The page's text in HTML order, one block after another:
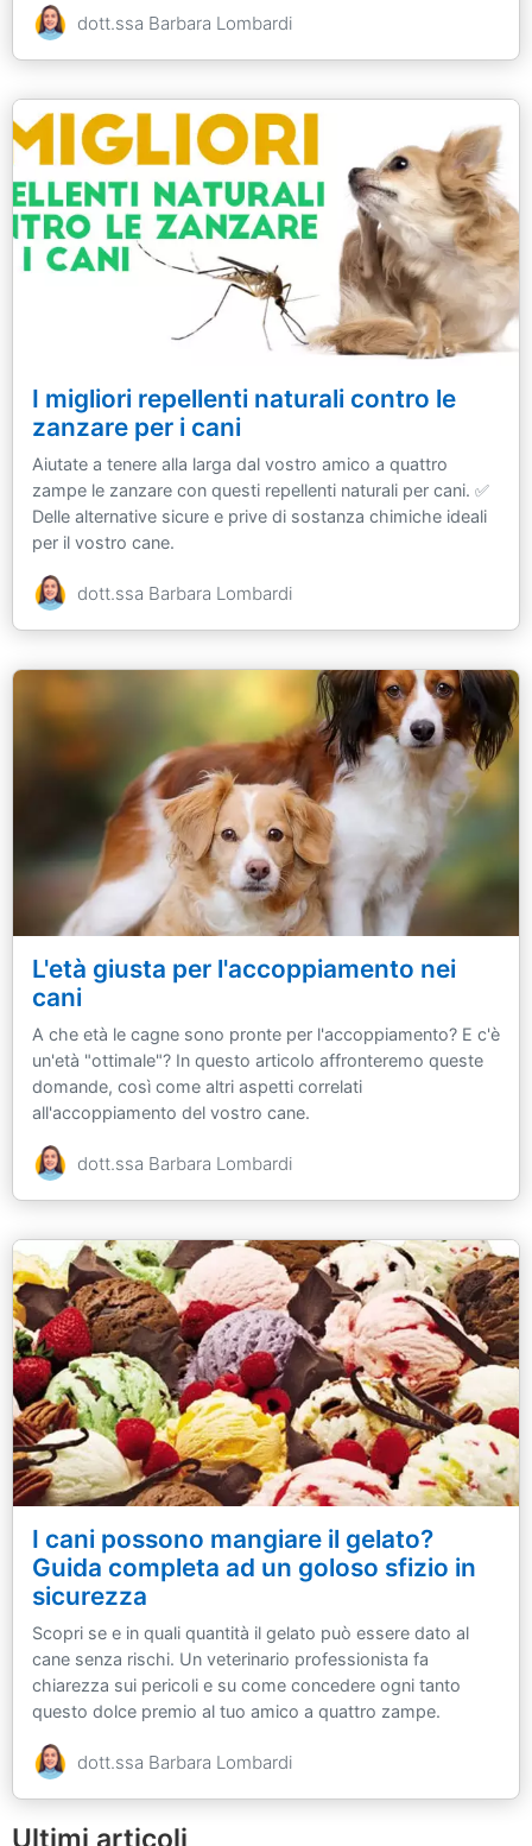
dott.ssa Barbara Lombardi
I migliori repellenti naturali contro le
zanzare per i cani
Aiutate a tenere alla larga dal vostro amico a quattro
zampe le zanzare con questi repellenti naturali per cani. ✅
Delle alternative sicure e prive di sostanza chimiche ideali
per il vostro cane.
dott.ssa Barbara Lombardi
L'età giusta per l'accoppiamento nei
cani
A che età le cagne sono pronte per l'accoppiamento? E c'è
un'età "ottimale"? In questo articolo affronteremo queste
domande, così come altri aspetti correlati
all'accoppiamento del vostro cane.
dott.ssa Barbara Lombardi
I cani possono mangiare il gelato?
Guida completa ad un goloso sfizio in
sicurezza
Scopri se e in quali quantità il gelato può essere dato al
cane senza rischi. Un veterinario professionista fa
chiarezza sui pericoli e su come concedere ogni tanto
questo dolce premio al tuo amico a quattro zampe.
dott.ssa Barbara Lombardi